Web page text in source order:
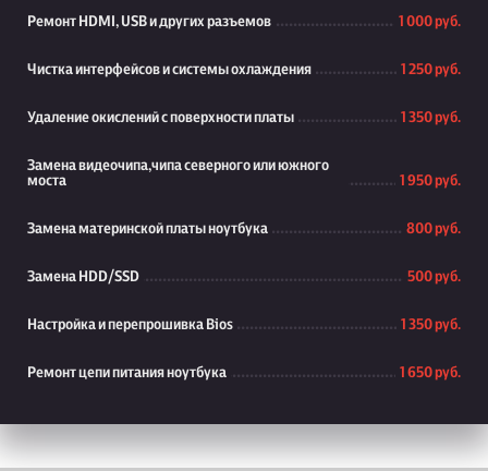
Ремонт HDMI, USB и других разъемов 1 000 руб.
Чистка интерфейсов и системы охлаждения 1 250 руб.
Удаление окислений с поверхности платы 1 350 руб.
Замена видеочипа,чипа северного или южного
моста
1 950 руб.
Замена материнской платы ноутбука 800 руб.
Замена HDD/SSD 500 руб.
Настройка и перепрошивка Bios 1 350 руб.
Ремонт цепи питания ноутбука 1 650 руб.